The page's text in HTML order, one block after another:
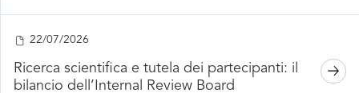
22/07/2026
Ricerca scientifica e tutela dei partecipanti: il
bilancio dell’Internal Review Board